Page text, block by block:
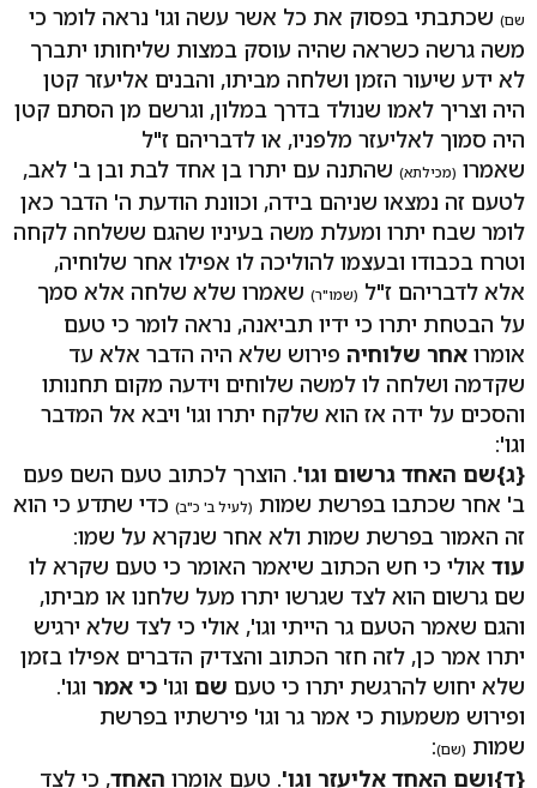
שם) שכתבתי בפסוק את כל אשר עשה וגו' נראה לומר כי
משה גרשה כשראה שהיה עוסק במצות שליחותו יתברך
לא ידע שיעור הזמן ושלחה מביתו, והבנים אליעזר קטן
היה וצריך לאמו שנולד בדרך במלון, וגרשם מן הסתם קטן
היה סמוך לאליעזר מלפניו, או לדבריהם ז"ל
שאמרו (מכילתא) שהתנה עם יתרו בן אחד לבת ובן ב' לאב,
לטעם זה נמצאו שניהם בידה, וכוונת הודעת ה' הדבר כאן
לומר שבח יתרו ומעלת משה בעיניו שהגם ששלחה לקחה
וטרח בכבודו ובעצמו להוליכה לו אפילו אחר שלוחיה,
אלא לדבריהם ז"ל (שמו"ר) שאמרו שלא שלחה אלא סמך
על הבטחת יתרו כי ידיו תביאנה, נראה לומר כי טעם
אומרו אחר שלוחיה פירוש שלא היה הדבר אלא עד
שקדמה ושלחה לו למשה שלוחים וידעה מקום תחנותו
והסכים על ידה אז הוא שלקח יתרו וגו' ויבא אל המדבר
וגו':
{ג}שם האחד גרשום וגו'. הוצרך לכתוב טעם השם פעם
ב' אחר שכתבו בפרשת שמות (לעיל ב' כ"ב) כדי שתדע כי הוא
זה האמור בפרשת שמות ולא אחר שנקרא על שמו:
עוד אולי כי חש הכתוב שיאמר האומר כי טעם שקרא לו
שם גרשום הוא לצד שגרשו יתרו מעל שלחנו או מביתו,
והגם שאמר הטעם גר הייתי וגו', אולי כי לצד שלא ירגיש
יתרו אמר כן, לזה חזר הכתוב והצדיק הדברים אפילו בזמן
שלא יחוש להרגשת יתרו כי טעם שם וגו' כי אמר וגו'.
ופירוש משמעות כי אמר גר וגו' פירשתיו בפרשת
שמות (שם):
{ד}ושם האחד אליעזר וגו'. טעם אומרו האחד, כי לצד